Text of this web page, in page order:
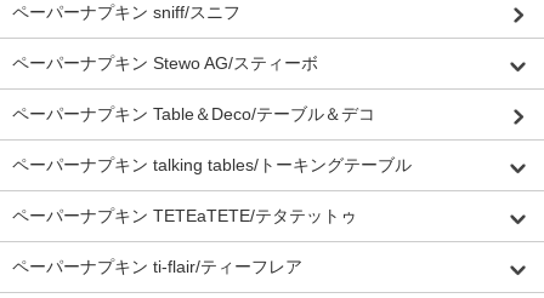
ペーパーナプキン sniff/スニフ
ペーパーナプキン Stewo AG/スティーボ
ペーパーナプキン Table＆Deco/テーブル＆デコ
ペーパーナプキン talking tables/トーキングテーブル
ペーパーナプキン TETEaTETE/テタテットゥ
ペーパーナプキン ti-flair/ティーフレア